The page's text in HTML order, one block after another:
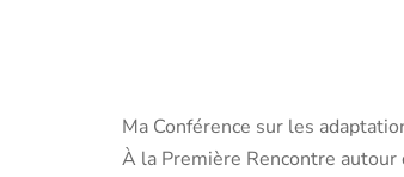
Ma Conférence sur les
À la Première Rencontre